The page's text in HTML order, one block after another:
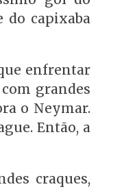
do capixaba
enfrentar
grandes
o Neymar.
Então, a
craques,